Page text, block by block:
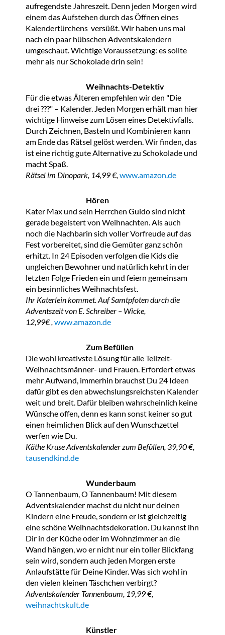
aufregendste Jahreszeit. Denn jeden Morgen wird
einem das Aufstehen durch das Öffnen eines
Kalendertürchens versüßt. Wir haben uns mal
nach ein paar hübschen Adventskalendern
umgeschaut. Wichtige Voraussetzung: es sollte
mehr als nur Schokolade drin sein!
Weihnachts-Detektiv
Für die etwas Älteren empfehlen wir den "Die
drei ???" – Kalender. Jeden Morgen erhält man hier
wichtige Hinweise zum Lösen eines Detektivfalls.
Durch Zeichnen, Basteln und Kombinieren kann
am Ende das Rätsel gelöst werden. Wir finden, das
ist eine richtig gute Alternative zu Schokolade und
macht Spaß.
Rätsel im Dinopark, 14,99 €,www.amazon.de
Hören
Kater Max und sein Herrchen Guido sind nicht
gerade begeistert von Weihnachten. Als auch
noch die Nachbarin sich voller Vorfreude auf das
Fest vorbereitet, sind die Gemüter ganz schön
erhitzt. In 24 Episoden verfolgen die Kids die
ungleichen Bewohner und natürlich kehrt in der
letzten Folge Frieden ein und feiern gemeinsam
ein besinnliches Weihnachtsfest.
Ihr Katerlein kommet. Auf Samtpfoten durch die
Adventszeit von E. Schreiber – Wicke,
12,99€ ,www.amazon.de
Zum Befüllen
Die wohl kreativste Lösung für alle Teilzeit-
Weihnachtsmänner- und Frauen. Erfordert etwas
mehr Aufwand, immerhin brauchst Du 24 Ideen
dafür gibt es den abwechslungsreichsten Kalender
weit und breit. Dafür bleiben wahrscheinlich keine
Wünsche offen, denn es kann sonst keiner so gut
einen heimlichen Blick auf den Wunschzettel
werfen wie Du.
Käthe Kruse Adventskalender zum Befüllen, 39,90 €,
tausendkind.de
Wunderbaum
O Tannenbaum, O Tannenbaum! Mit diesem
Adventskalender machst du nicht nur deinen
Kindern eine Freude, sondern er ist gleichzeitig
eine schöne Weihnachtsdekoration. Du kannst ihn
Dir in der Küche oder im Wohnzimmer an die
Wand hängen, wo er nicht nur ein toller Blickfang
sein wird, sondern auch jeden Morgen erste
Anlaufstätte für Deine Kinder. Was sich wohl in
den vielen kleinen Täschchen verbirgt?
Adventskalender Tannenbaum, 19,99 €,
weihnachtskult.de
Künstler